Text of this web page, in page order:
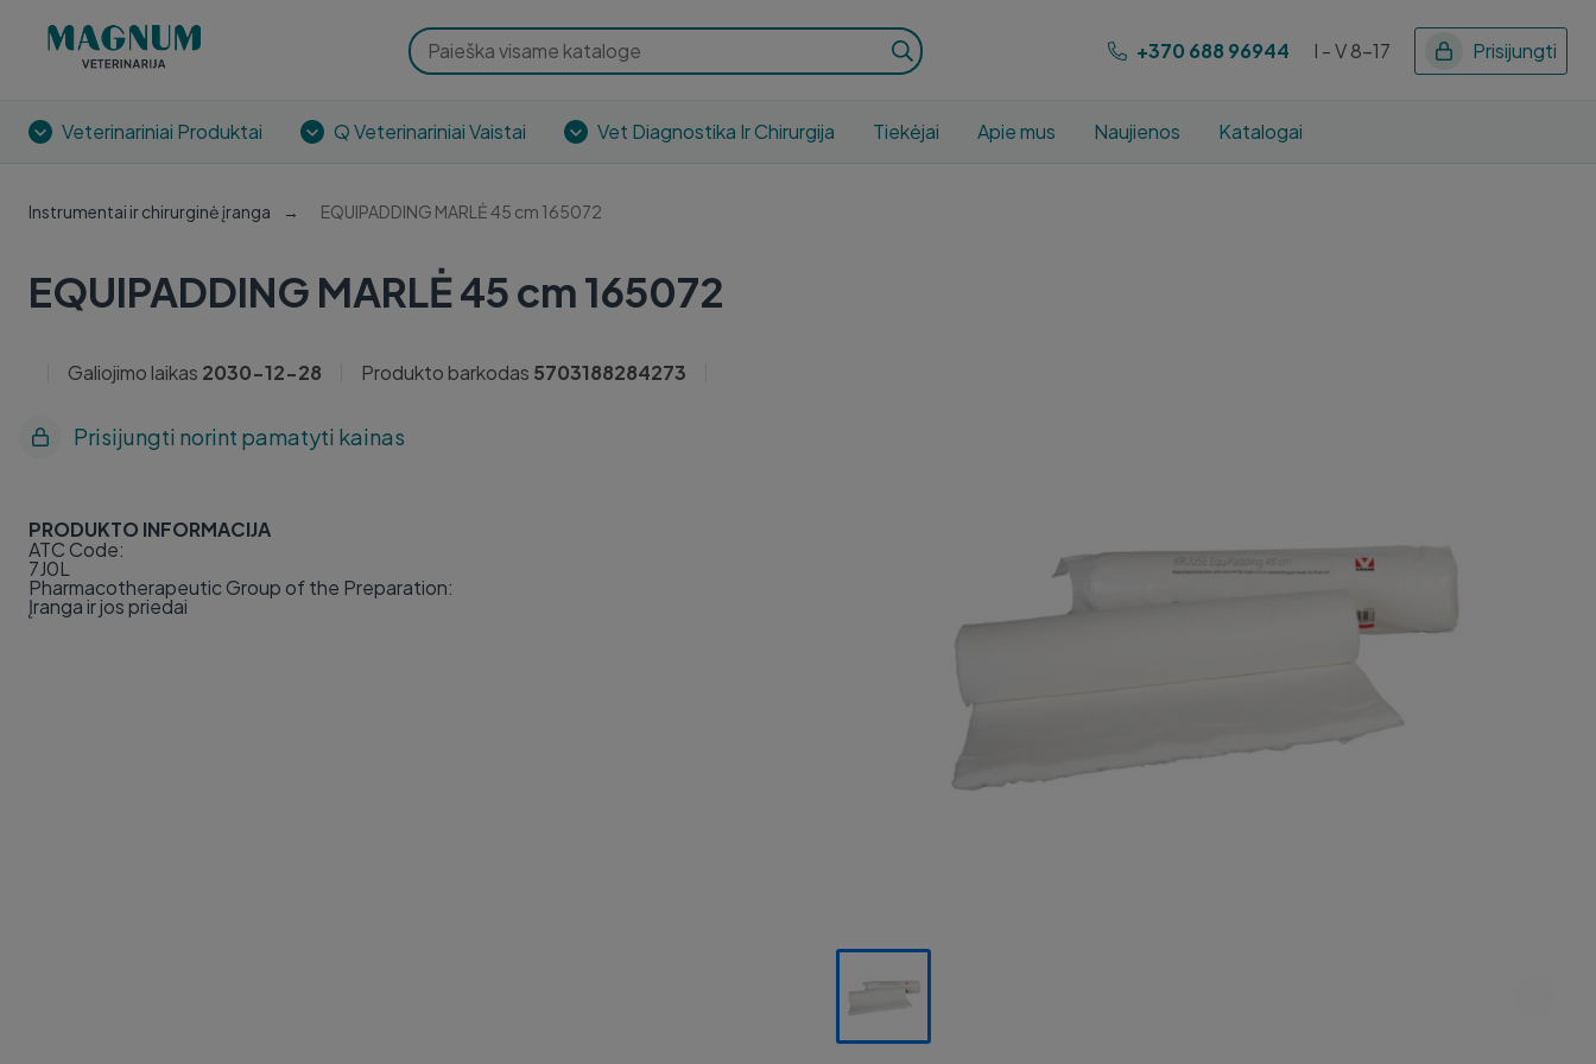
+370 688 96944 I - V 8-17 Prisijungti
Veterinariniai Produktai Q Veterinariniai Vaistai Vet Diagnostika Ir Chirurgija Tiekėjai Apie mus Naujienos Katalogai
Instrumentai ir chirurginė įranga EQUIPADDING MARLĖ 45 cm 165072
EQUIPADDING MARLĖ 45 cm 165072
Galiojimo laikas 2030-12-28 Produkto barkodas 5703188284273
Prisijungti norint pamatyti kainas
PRODUKTO INFORMACIJA
ATC Code:
7J0L
Pharmacotherapeutic Group of the Preparation:
Įranga ir jos priedai